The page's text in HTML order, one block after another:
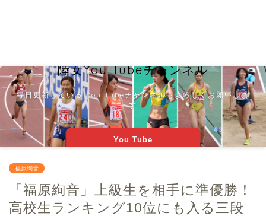
陸女You Tubeチャンネル
毎日更新している You Tubeチャンネルもよろしくお願いしま
す
You Tube
福原絢音
「福原絢音」上級生を相手に準優勝！
高校生ランキング10位にも入る三段